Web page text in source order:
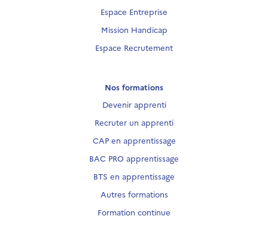
Espace Entreprise
Mission Handicap
Espace Recrutement
Nos formations
Devenir apprenti
Recruter un apprenti
CAP en apprentissage
BAC PRO apprentissage
BTS en apprentissage
Autres formations
Formation continue